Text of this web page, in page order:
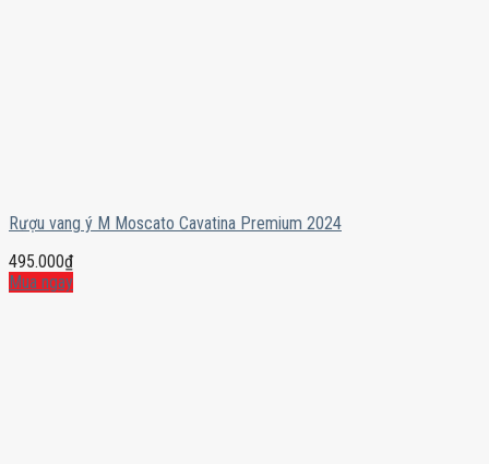
Rượu vang ý M Moscato Cavatina Premium 2024
495.000₫
Mua ngay